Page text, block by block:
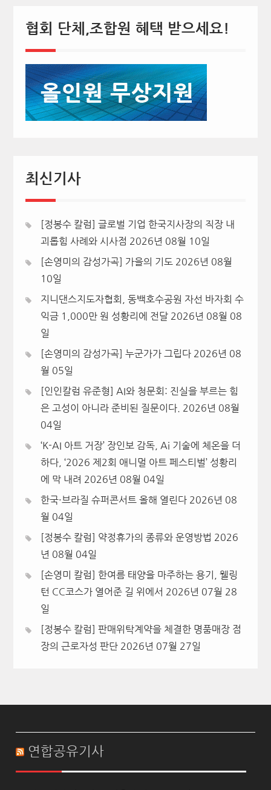
협회 단체,조합원 혜택 받으세요!
최신기사
[정봉수 칼럼] 글로벌 기업 한국지사장의 직장 내
괴롭힘 사례와 시사점 2026년 08월 10일
[손영미의 감성가곡] 가을의 기도 2026년 08월
10일
지니댄스지도자협회, 동백호수공원 자선 바자회 수
익금 1,000만 원 성황리에 전달 2026년 08월 08
일
[손영미의 감성가곡] 누군가가 그립다 2026년 08
월 05일
[인인칼럼 유준형] AI와 청문회: 진실을 부르는 힘
은 고성이 아니라 준비된 질문이다.
2026년 08월
04일
‘K-AI 아트 거장’ 장인보 감독, Ai 기술에 체온을 더
하다, ‘2026 제2회 애니멀 아트 페스티벌’ 성황리
에 막 내려 2026년 08월 04일
한국·브라질 슈퍼콘서트 올해 열린다 2026년 08
월 04일
[정봉수 칼럼] 약정휴가의 종류와 운영방법 2026
년 08월 04일
[손영미 칼럼] 한여름 태양을 마주하는 용기, 웰링
턴 CC코스가 열어준 길 위에서 2026년 07월 28
일
[정봉수 칼럼] 판매위탁계약을 체결한 명품매장 점
장의 근로자성 판단 2026년 07월 27일
연합공유기사